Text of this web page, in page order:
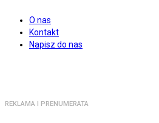
O nas
Kontakt
Napisz do nas
REKLAMA I PRENUMERATA